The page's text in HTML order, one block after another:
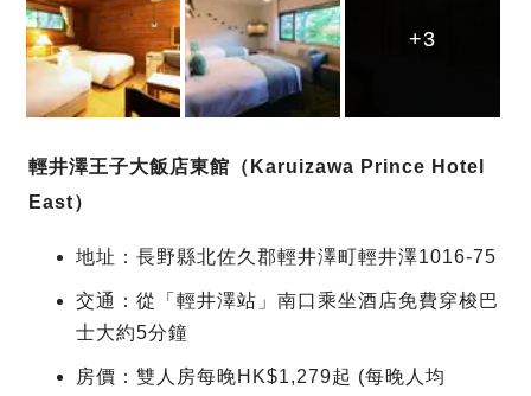
+3
+3
+3
輕井澤王子大飯店東館（Karuizawa Prince Hotel
East）
地址：長野縣北佐久郡輕井澤町輕井澤1016-75
交通：從「輕井澤站」南口乘坐酒店免費穿梭巴
士大約5分鐘
房價：雙人房每晚HK$1,279起 (每晚人均